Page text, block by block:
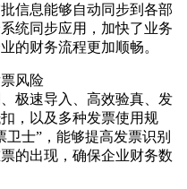
信息能够自动同步到各部
统同步应用，加快了业务
的财务流程更加顺畅。
风险
极速导入、高效验真、发
，以及多种发票使用规
士”，能够提高发票识别
的出现，确保企业财务数